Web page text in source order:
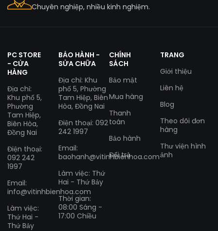
Chuyên nghiệp, nhiều kinh nghiệm.
PC STORE
- CỬA
HÀNG
Địa chỉ:
Khu phố 5,
Phường
Tam Hiệp,
Biên Hòa,
Đồng Nai
Điện thoại:
092 242
1997
Email:
info@vitinhbienhoa.com
Làm việc:
Thứ Hai -
Thứ Bảy
BẢO HÀNH -
SỬA CHỮA
Địa chỉ: Khu
phố 5, Phường
Tam Hiệp, Biên
Hòa, Đồng Nai
Điện thoại: 092
242 1997
Email:
baohanh@vitinhbienhoa.com
Làm việc: Thứ
Hai - Thứ Bảy
Thời gian:
08:00 Sáng -
17:00 Chiều
CHÍNH
SÁCH
Bảo mật
Mua hàng
Thanh
toán
Bảo hành
Đổi trả
TRANG
Giới thiệu
Liên hệ
Blog
Theo dõi đơn
hàng
Thư viện hình
ảnh